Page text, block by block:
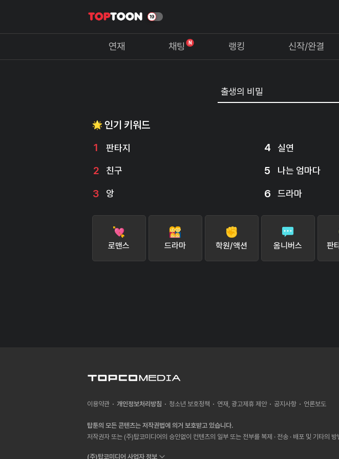
연재 채팅 N 랭킹 신작/완결
인기 키워드
1
판타지
2 친구
3 앙
4 실연
5 나는 엄마다
6 드라마
로맨스 드라마 학원/액션 옴니버스 판
이용약관 개인정보처리방침 청소년 보호정책 연재, 광고제휴 제안 공지사항 언론보도
탑툰의 모든 콘텐츠는 저작권법에 의거 보호받고 있습니다.
저작권자 또는 (주)탑코미디어의 승인없이 컨텐츠의 일부 또는 전부를 복제 · 전송 · 배포 및 기타의
(주)탑코미디어 사업자 정보